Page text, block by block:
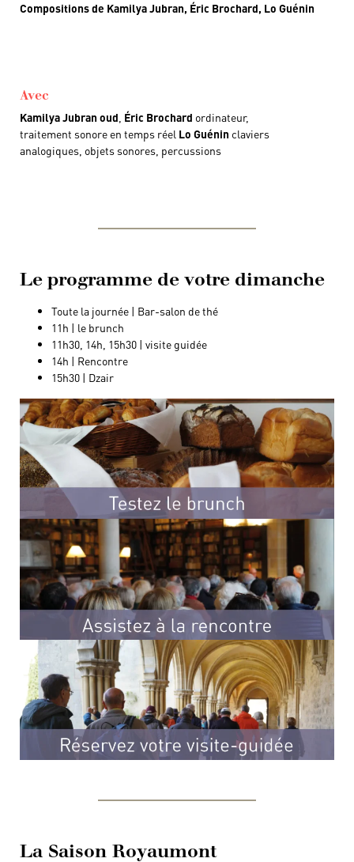
Compositions de Kamilya Jubran, Éric Brochard, Lo Guénin
Avec
Kamilya Jubran oud Éric Brochard ordinateur,
traitement sonore en temps réel Lo Guénin claviers
analogiques, objets sonores, percussions
Le programme de votre dimanche
Toute la journée | Bar-salon de thé
11h | le brunch
11h30, 14h, 15h30 | visite guidée
14h | Rencontre
15h30 | Dzair
La Saison Royaumont